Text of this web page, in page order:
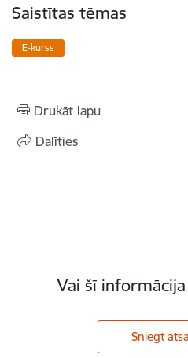
Saistītas tēmas
E-kurss
Drukāt lapu
Dalīties
Vai šī
Sniegt